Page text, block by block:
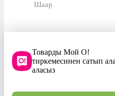
Шаар
Товарды Мой О!
тиркемесинен сатып ала
аласыз